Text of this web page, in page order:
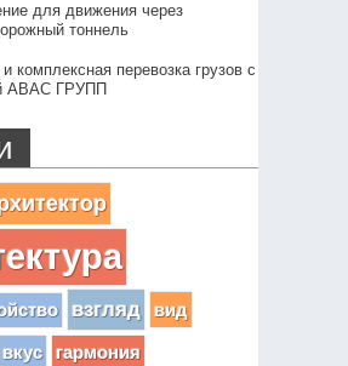
для движения через
тоннель
комплексная перевозка грузов с
АВАС ГРУПП
взгляд вид
вкус гармония